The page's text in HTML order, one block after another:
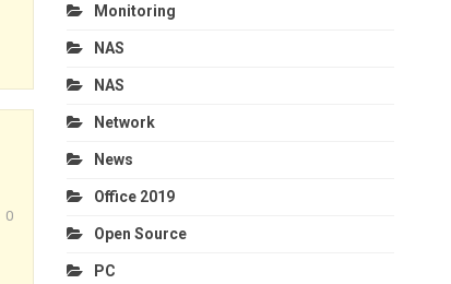
0
Monitoring
NAS
NAS
Network
News
Office 2019
Open Source
PC